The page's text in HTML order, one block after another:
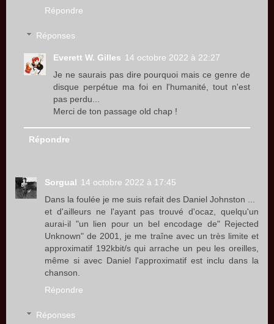
Répondre
Réponses
Everett W. Gilles 14 octobre 2022 à 22:27
Je ne saurais pas dire pourquoi mais ce genre de
disque perpétue ma foi en l'humanité, tout n'est
pas perdu...
Merci de ton passage old chap !
Répondre
Sorgual 14 octobre 2022 à 17:45
Dans la foulée je me suis refait des Daniel Johnston ...
et d'ailleurs ne l'ayant pas trouvé d'ocaz, quelqu'un
aurai-il "un lien pour un bel encodage de" Rejected
Unknown" de 2001, je me traîne avec un très limite et
approximatif 192kbit/s qui arrache un peu les oreilles,
même si avec Daniel l'approximatif est inclu dans la
chanson.
Répondre
Réponses